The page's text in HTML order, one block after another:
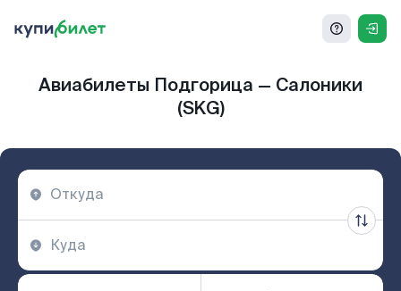
Авиабилеты Подгорица — Салоники
(SKG)